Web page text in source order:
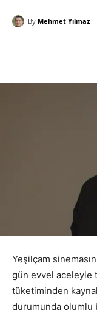
By Mehmet Yılmaz
Yeşilçam
gün evvel aceleyle
tüketiminden
durumunda olumlu